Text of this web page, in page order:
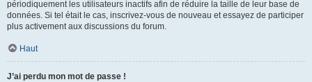
périodiquement les utilisateurs inactifs afin de réduire la taille de leur base de
données. Si tel était le cas, inscrivez-vous de nouveau et essayez de participer
plus activement aux discussions du forum.
Haut
J’ai perdu mon mot de passe !